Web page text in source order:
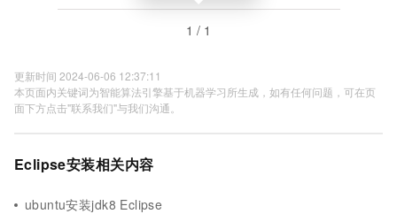
1 / 1
更新时间 2024-06-06 12:37:11
本页面内关键词为智能算法引擎基于机器学习所生成，如有任何问题，可在页
面下方点击"联系我们"与我们沟通。
Eclipse安装相关内容
ubuntu安装jdk8 Eclipse